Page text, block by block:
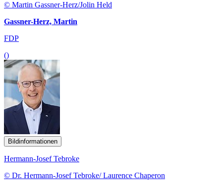
© Martin Gassner-Herz/Jolin Held
Gassner-Herz, Martin
FDP
()
Bildinformationen
Hermann-Josef Tebroke
© Dr. Hermann-Josef Tebroke/ Laurence Chaperon